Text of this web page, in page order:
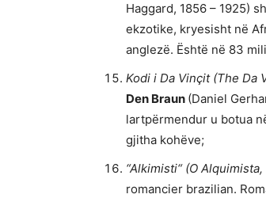
Haggard, 1856 – 1925)
ekzotike, kryesisht në
anglezë. Është në 83
Kodi i Da Vinçit (The Da
Den Braun (Daniel
lartpërmendur u botua
gjitha kohëve;
“Alkimisti“ (O Alquimista,
romancier brazilian.